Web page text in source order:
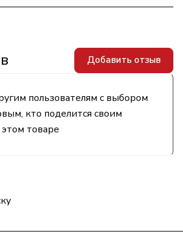
пользователям с выбором
кто поделится своим
товаре
Добавить отзыв